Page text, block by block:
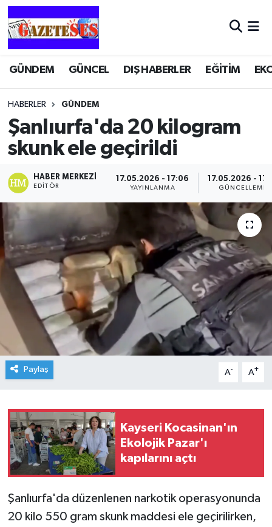
GÜNDEM GÜNCEL DIŞ HABERLER EĞİTİM
HABERLER GÜNDEM
Şanlıurfa'da 20 kilogram
skunk ele geçirildi
HABER MERKEZI
EDITÖR
17.05.2026 - 17:06
YAYINLANMA
17.05.2026 -
GÜNCELLEME
Paylaş A- A+
Kayseri Kocasinan'ın
Ekolojik Pazar'ı
kapılarını açtı
Şanlıurfa'da düzenlenen narkotik operasyonunda
20 kilo 550 gram skunk maddesi ele geçirilirken,